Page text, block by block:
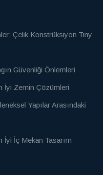
Çelik Konstrüksiyon Tiny
Güvenliği Önlemleri
İyi Zemin Çözümleri
Yapılar Arasındaki
İyi İç Mekan Tasarım